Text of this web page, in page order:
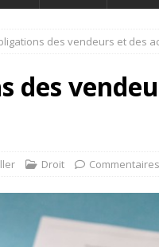
des vendeurs et des
des
Droit